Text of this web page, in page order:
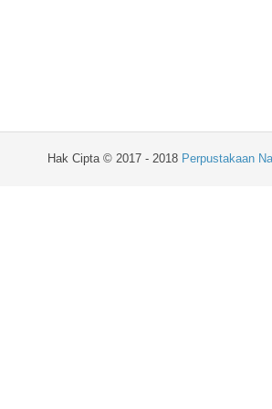
Hak Cipta © 2017 - 2018 Perpustakaan